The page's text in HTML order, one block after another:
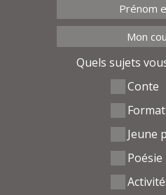
Quels sujets
Conte
Jeune
Poésie